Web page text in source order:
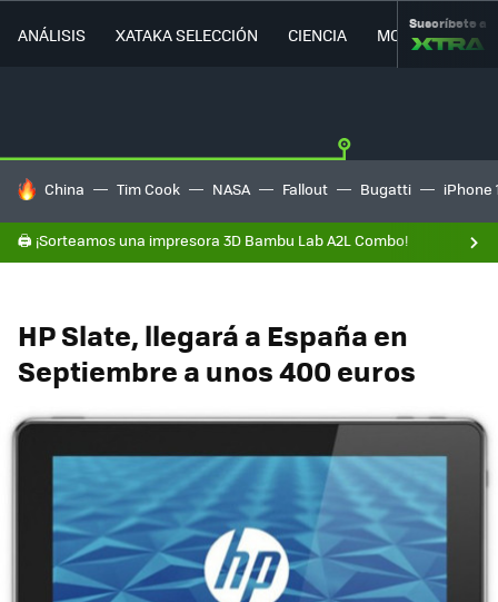
ANÁLISIS XATAKA SELECCIÓN CIENCIA MOVILIDAD
Suscríbete a
HOY SE HABLA DE
China Tim Cook NASA Fallout Bugatti iPhone
🖨️ ¡Sorteamos una impresora 3D Bambu Lab A2L Combo!
HP Slate, llegará a España en
Septiembre a unos 400 euros